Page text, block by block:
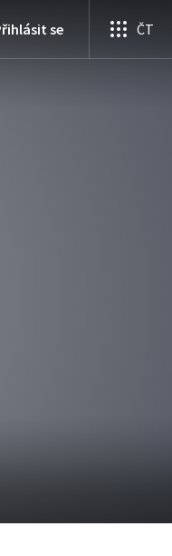
se ČT